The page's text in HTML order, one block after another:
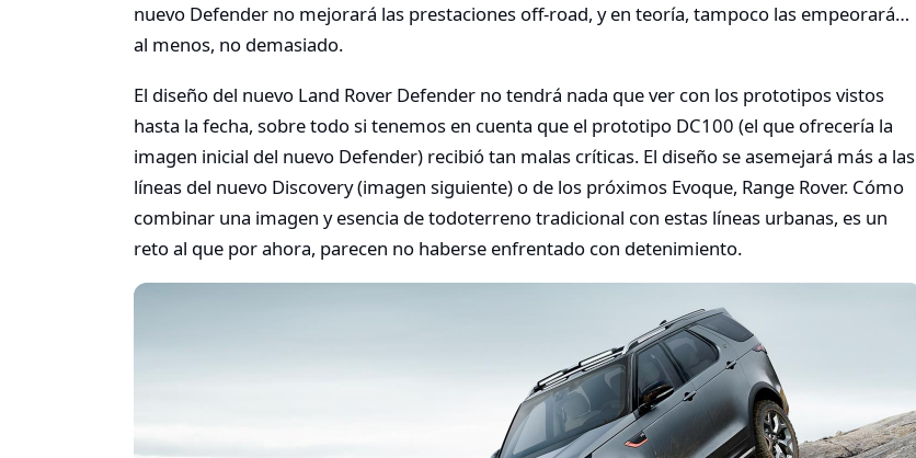
nuevo Defender no mejorará las prestaciones off-road, y en teoría, tampoco las empeorará…
al menos, no demasiado.
El diseño del nuevo Land Rover Defender no tendrá nada que ver con los prototipos vistos
hasta la fecha, sobre todo si tenemos en cuenta que el prototipo DC100 (el que ofrecería la
imagen inicial del nuevo Defender) recibió tan malas críticas. El diseño se asemejará más a las
líneas del nuevo Discovery (imagen siguiente) o de los próximos Evoque, Range Rover. Cómo
combinar una imagen y esencia de todoterreno tradicional con estas líneas urbanas, es un
reto al que por ahora, parecen no haberse enfrentado con detenimiento.